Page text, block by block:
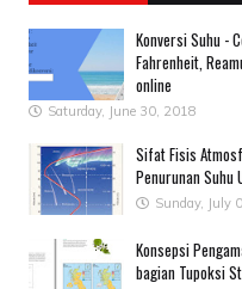
Konversi Suhu -
Fahrenheit,
online
Saturday, June 30, 2018
Sifat Fisis
Penurunan Suhu
Sunday, July
Konsepsi
bagian Tupoksi